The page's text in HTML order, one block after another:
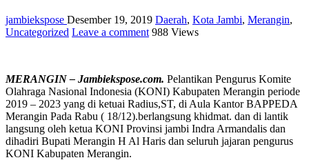
jambiekspose Desember 19, 2019 Daerah, Kota Jambi, Merangin,
Uncategorized Leave a comment 988 Views
MERANGIN – Jambiekspose.com. Pelantikan Pengurus Komite
Olahraga Nasional Indonesia (KONI) Kabupaten Merangin periode
2019 – 2023 yang di ketuai Radius,ST, di Aula Kantor BAPPEDA
Merangin Pada Rabu ( 18/12).berlangsung khidmat. dan di lantik
langsung oleh ketua KONI Provinsi jambi Indra Armandalis dan
dihadiri Bupati Merangin H Al Haris dan seluruh jajaran pengurus
KONI Kabupaten Merangin.